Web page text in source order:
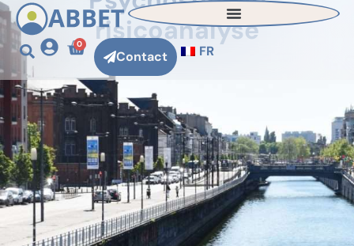
0
Contact FR
risicoanalyse